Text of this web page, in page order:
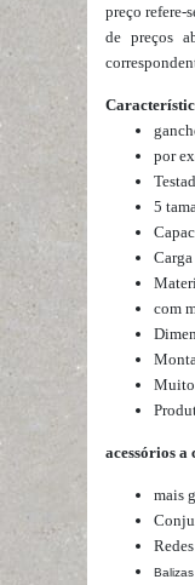
preço refere-
de preços
por
5
com
Muito
acessórios a
mais